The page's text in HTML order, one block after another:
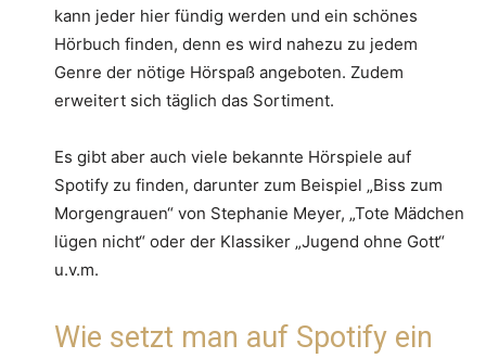
kann jeder hier fündig werden und ein schönes
Hörbuch finden, denn es wird nahezu zu jedem
Genre der nötige Hörspaß angeboten. Zudem
erweitert sich täglich das Sortiment.
Es gibt aber auch viele bekannte Hörspiele auf
Spotify zu finden, darunter zum Beispiel „Biss zum
Morgengrauen“ von Stephanie Meyer, „Tote Mädchen
lügen nicht“ oder der Klassiker „Jugend ohne Gott“
u.v.m.
Wie setzt man auf Spotify ein